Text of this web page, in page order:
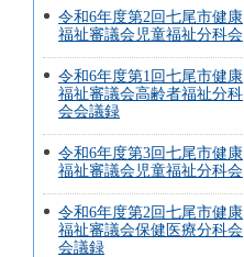
令和6年度第2回七尾市健康
福祉審議会児童福祉分科会
令和6年度第1回七尾市健康
福祉審議会高齢者福祉分科
会会議録
令和6年度第3回七尾市健康
福祉審議会児童福祉分科会
令和6年度第2回七尾市健康
福祉審議会保健医療分科会
会議録